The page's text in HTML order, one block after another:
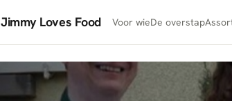
Jimmy Loves Food Voor wieDe overstap